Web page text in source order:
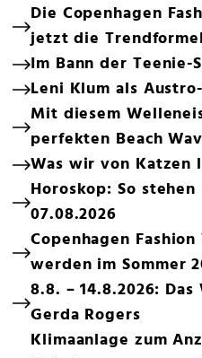
Die Copenhagen
jetzt die
Im Bann der Teenie-
Leni Klum als
Mit diesem
perfekten Beach
Was wir von Katzen
Horoskop: So
07.08.2026
Copenhagen
werden im Sommer
8.8. – 14.8.2026:
Gerda Rogers
Klimaanlage zum